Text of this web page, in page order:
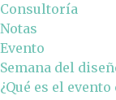
Consultoría
Notas
Evento
Semana del
¿Qué es el